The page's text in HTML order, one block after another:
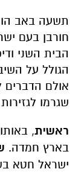
תשעה באב
חורבן בעם
הבית השני
הגולל על
אולם הדברים
שגרמו
ראשית,
בארץ חמדה.
ישראל חטא